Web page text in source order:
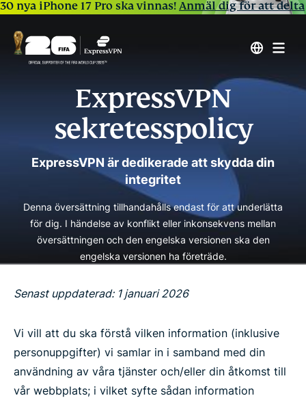
30 nya iPhone 17 Pro ska vinnas!Anmäl dig för att delta
ExpressVPN
sekretesspolicy
ExpressVPN är dedikerade att skydda din
integritet
Denna översättning tillhandahålls endast för att underlätta
för dig. I händelse av konflikt eller inkonsekvens mellan
översättningen och den engelska versionen ska den
engelska versionen ha företräde.
Senast uppdaterad: 1 januari 2026
Vi vill att du ska förstå vilken information (inklusive
personuppgifter) vi samlar in i samband med din
användning av våra tjänster och/eller din åtkomst till
vår webbplats; i vilket syfte sådan information